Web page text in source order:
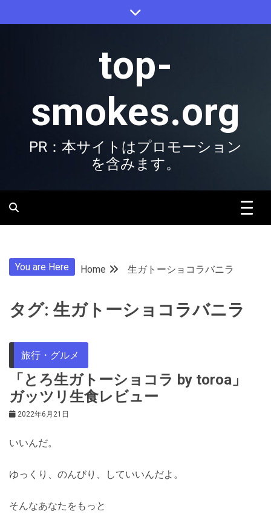
to
top-
smokes.org
PR：本サイトはプロモーション
を含みます。
You are Here Home 生ガトーショコラバニラ
タグ: 生ガトーショコラバニラ
旅行・グルメ
「とろ生ガトーショコラ by toroa」
ガッツリ生食レビュー
2022年6月21日
いいんだ。
ゆっくり、のんびり、していいんだよ。
そんなあなたをもっと